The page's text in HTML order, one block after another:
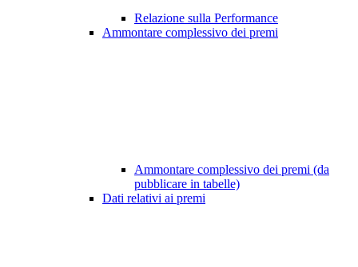
Relazione sulla Performance
Ammontare complessivo dei premi
Ammontare complessivo dei premi (da
pubblicare in tabelle)
Dati relativi ai premi